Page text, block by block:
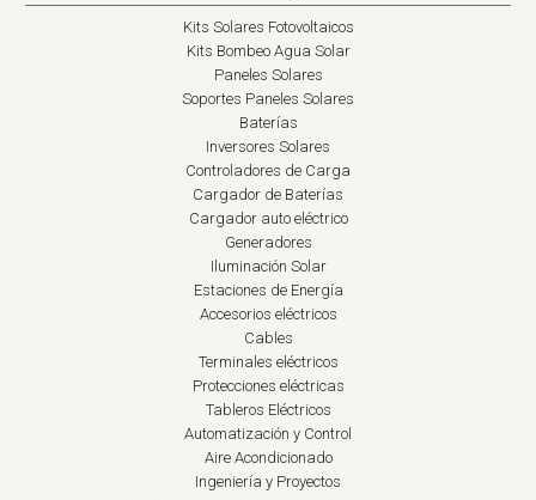
Kits Solares Fotovoltaicos
Kits Bombeo Agua Solar
Paneles Solares
Soportes Paneles Solares
Baterías
Inversores Solares
Controladores de Carga
Cargador de Baterías
Cargador auto eléctrico
Generadores
Iluminación Solar
Estaciones de Energía
Accesorios eléctricos
Cables
Terminales eléctricos
Protecciones eléctricas
Tableros Eléctricos
Automatización y Control
Aire Acondicionado
Ingeniería y Proyectos